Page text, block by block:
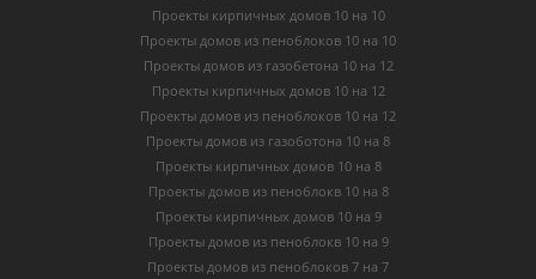
Проекты кирпичных домов 10 на 10
Проекты домов из пеноблоков 10 на 10
Проекты домов из газобетона 10 на 12
Проекты кирпичных домов 10 на 12
Проекты домов из пеноблоков 10 на 12
Проекты домов из газоботона 10 на 8
Проекты кирпичных домов 10 на 8
Проекты домов из пеноблокв 10 на 8
Проекты кирпичных домов 10 на 9
Проекты домов из пеноблокв 10 на 9
Проекты домов из пеноблоков 7 на 7